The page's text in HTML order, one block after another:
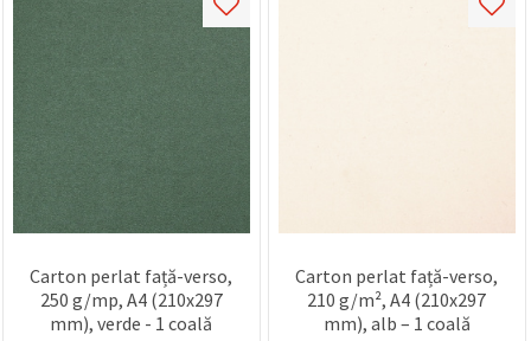
Carton perlat față-verso,
250 g/mp, A4 (210x297
mm), verde - 1 coală
Carton perlat față-verso,
210 g/m², A4 (210x297
mm), alb – 1 coală